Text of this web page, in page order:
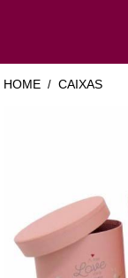
HOME / CAIXAS